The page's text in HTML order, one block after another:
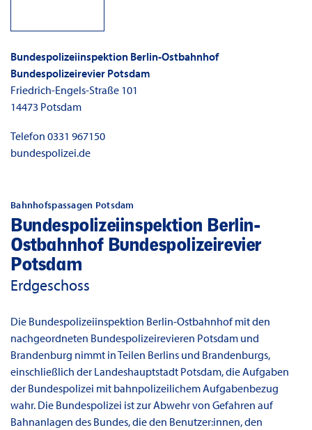
Bundespolizeiinspektion Berlin-Ostbahnhof
Bundespolizeirevier Potsdam
Friedrich-Engels-Straße 101
14473 Potsdam
Telefon 0331 967150
bundespolizei.de
Bahnhofspassagen Potsdam
Bundespolizeiinspektion Berlin-
Ostbahnhof Bundespolizeirevier
Potsdam
Erdgeschoss
Die Bundespolizeiinspektion Berlin-Ostbahnhof mit den
nachgeordneten Bundespolizeirevieren Potsdam und
Brandenburg nimmt in Teilen Berlins und Brandenburgs,
einschließlich der Landeshauptstadt Potsdam, die Aufgaben
der Bundespolizei mit bahnpolizeilichem Aufgabenbezug
wahr. Die Bundespolizei ist zur Abwehr von Gefahren auf
Bahnanlagen des Bundes, die den Benutzer:innen, den